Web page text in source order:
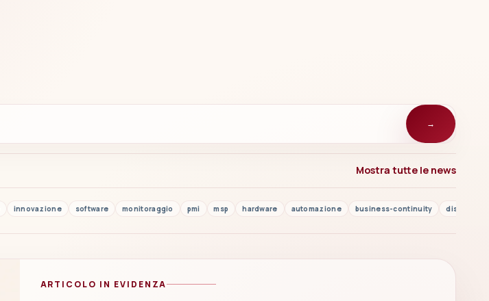
→
Mostra tutte le news
innovazione software monitoraggio pmi msp hardware automazione business-continuity disaster
ARTICOLO IN EVIDENZA